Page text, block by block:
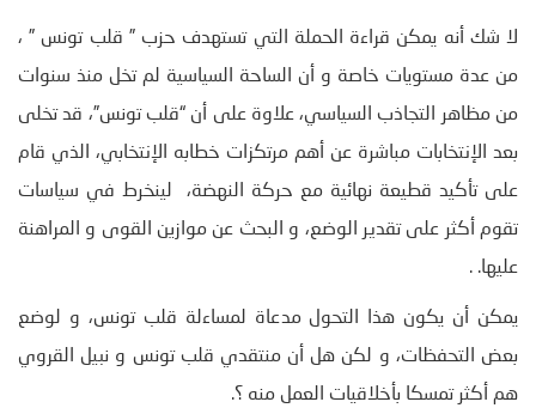
لا شك أنه يمكن قراءة الحملة التي تستهدف حزب ” قلب تونس ” ،
من عدة مستويات خاصة و أن الساحة السياسية لم تخل منذ سنوات
من مظاهر التجاذب السياسي، علاوة على أن “قلب تونس”، قد تخلى
بعد الإنتخابات مباشرة عن أهم مرتكزات خطابه الإنتخابي، الذي قام
على تأكيد قطيعة نهائية مع حركة النهضة، لينخرط في سياسات
تقوم أكثر على تقدير الوضع، و البحث عن موازين القوى و المراهنة
عليها. .
يمكن أن يكون هذا التحول مدعاة لمساءلة قلب تونس، و لوضع
بعض التحفظات، و لكن هل أن منتقدي قلب تونس و نبيل القروي
هم أكثر تمسكا بأخلاقيات العمل منه ؟.